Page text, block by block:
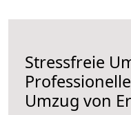
Stressfreie
Umzug von